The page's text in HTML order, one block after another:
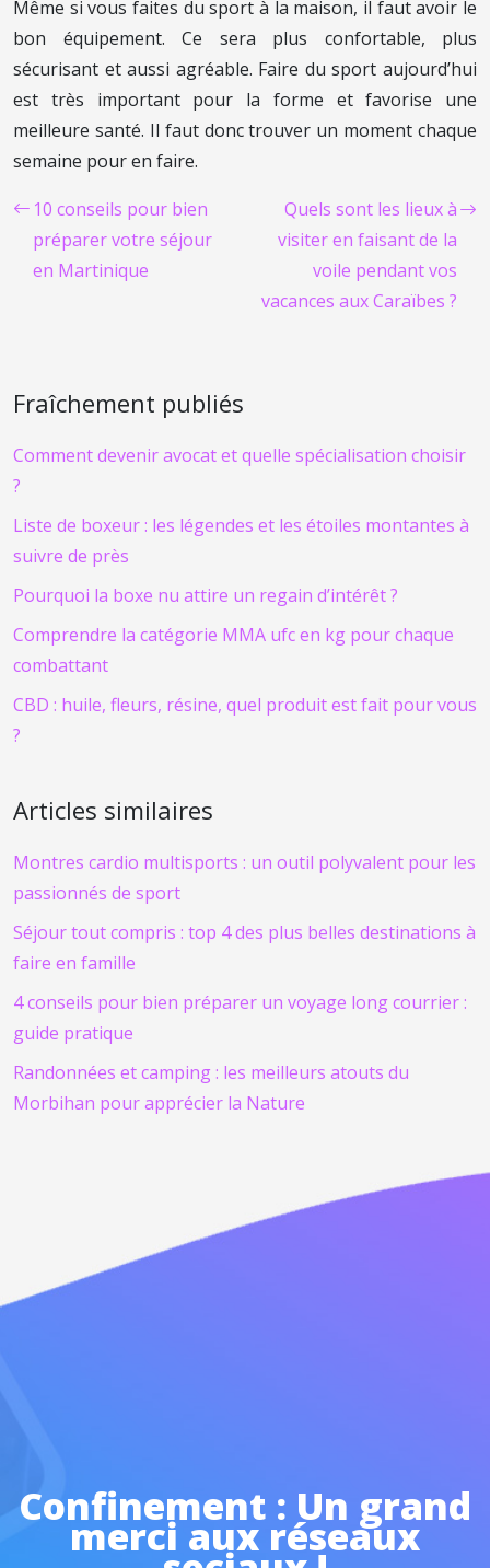
Même si vous faites du sport à la maison, il faut avoir le
bon équipement. Ce sera plus confortable, plus
sécurisant et aussi agréable. Faire du sport aujourd’hui
est très important pour la forme et favorise une
meilleure santé. Il faut donc trouver un moment chaque
semaine pour en faire.
10 conseils pour bien
préparer votre séjour
en Martinique
Quels sont les lieux à
visiter en faisant de la
voile pendant vos
vacances aux Caraïbes ?
Fraîchement publiés
Comment devenir avocat et quelle spécialisation choisir
?
Liste de boxeur : les légendes et les étoiles montantes à
suivre de près
Pourquoi la boxe nu attire un regain d’intérêt ?
Comprendre la catégorie MMA ufc en kg pour chaque
combattant
CBD : huile, fleurs, résine, quel produit est fait pour vous
?
Articles similaires
Montres cardio multisports : un outil polyvalent pour les
passionnés de sport
Séjour tout compris : top 4 des plus belles destinations à
faire en famille
4 conseils pour bien préparer un voyage long courrier :
guide pratique
Randonnées et camping : les meilleurs atouts du
Morbihan pour apprécier la Nature
Confinement : Un grand
merci aux réseaux